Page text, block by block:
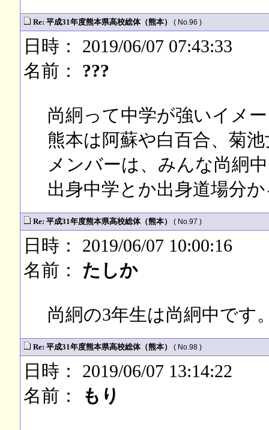
Re: 平成31年度熊本県高校総体（熊本） ( No.96 )
日時： 2019/06/07 07:43:33
名前： ???
尚絅って中学が強いイメ
熊本は阿蘇や白百合、菊
メンバーは、みんな尚絅
出身中学とか出身道場分
Re: 平成31年度熊本県高校総体（熊本） ( No.97 )
日時： 2019/06/07 10:00:16
名前： たしか
尚絅の3年生は尚絅中です
Re: 平成31年度熊本県高校総体（熊本） ( No.98 )
日時： 2019/06/07 13:14:22
名前：
もり